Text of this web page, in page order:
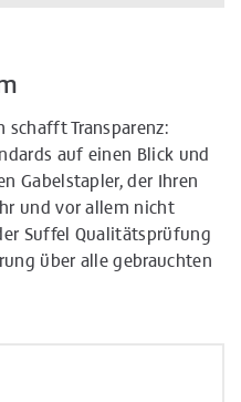
schafft Transparenz:
auf einen Blick und
Gabelstapler, der Ihren
und vor allem nicht
Suffel Qualitätsprüfung
über alle gebrauchten